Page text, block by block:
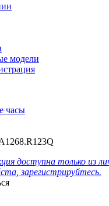
модели
часы
доступна только из
зарегистрируйтесь.